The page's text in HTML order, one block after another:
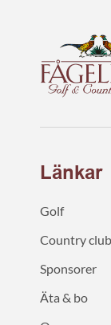
Länkar
Golf
Country club
Sponsorer
Äta & bo